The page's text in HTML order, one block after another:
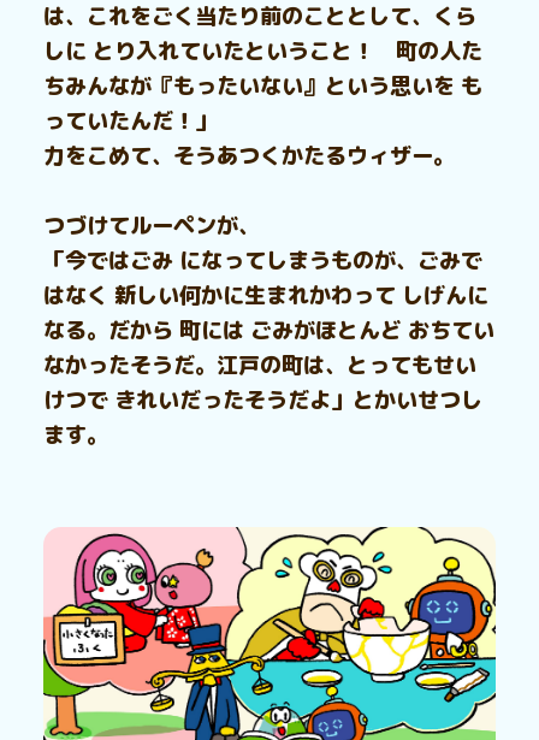
は、これをごく当たり前のこととして、くら
しに とり入れていたということ！ 町の人た
ちみんなが『もったいない』という思いを も
っていたんだ！」
力をこめて、そうあつくかたるウィザー。
つづけてルーペンが、
「今ではごみ になってしまうものが、ごみで
はなく 新しい何かに生まれかわって しげんに
なる。だから 町には ごみがほとんど おちてい
なかったそうだ。江戸の町は、とってもせい
けつで きれいだったそうだよ」とかいせつし
ます。